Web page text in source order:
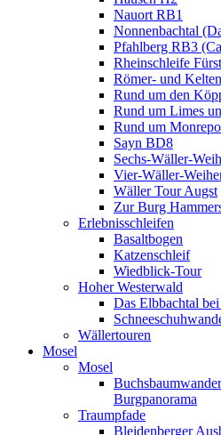
Nauort RB1
Nonnenbachtal
Pfahlberg RB3
Rheinschleife
Römer- und
Rund um den
Rund um Limes
Rund um
Sayn BD8
Sechs-Wäller-
Vier-Wäller-
Wäller Tour Augst
Zur Burg
Erlebnisschleifen
Basaltbogen
Katzenschleif
Wiedblick-Tour
Hoher Westerwald
Das Elbbachtal
Wällertouren
Mosel
Mosel
Burgpanorama
Traumpfade
Bleidenberger